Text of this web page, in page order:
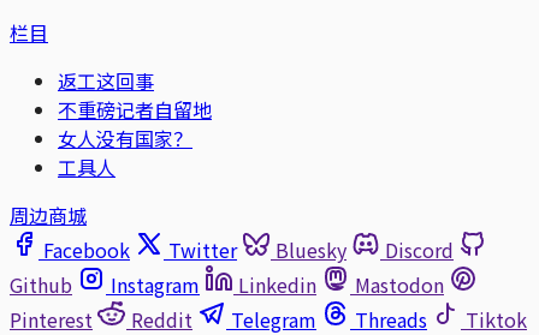
栏目
返工这回事
不重磅记者自留地
女人没有国家？
工具人
周边商城
Facebook
Twitter Bluesky
Discord
Github
Instagram Linkedin
Mastodon
Pinterest
Reddit Telegram Threads
Tiktok